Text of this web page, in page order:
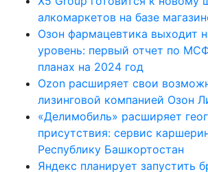
алкомаркетов на базе
Озон фармацевтика выходит
уровень: первый отчет по
планах на 2024 год
Ozon расширяет свои
лизинговой компанией Озон
«Делимобиль» расширяет
присутствия: сервис
Республику Башкортостан
Яндекс планирует запустить